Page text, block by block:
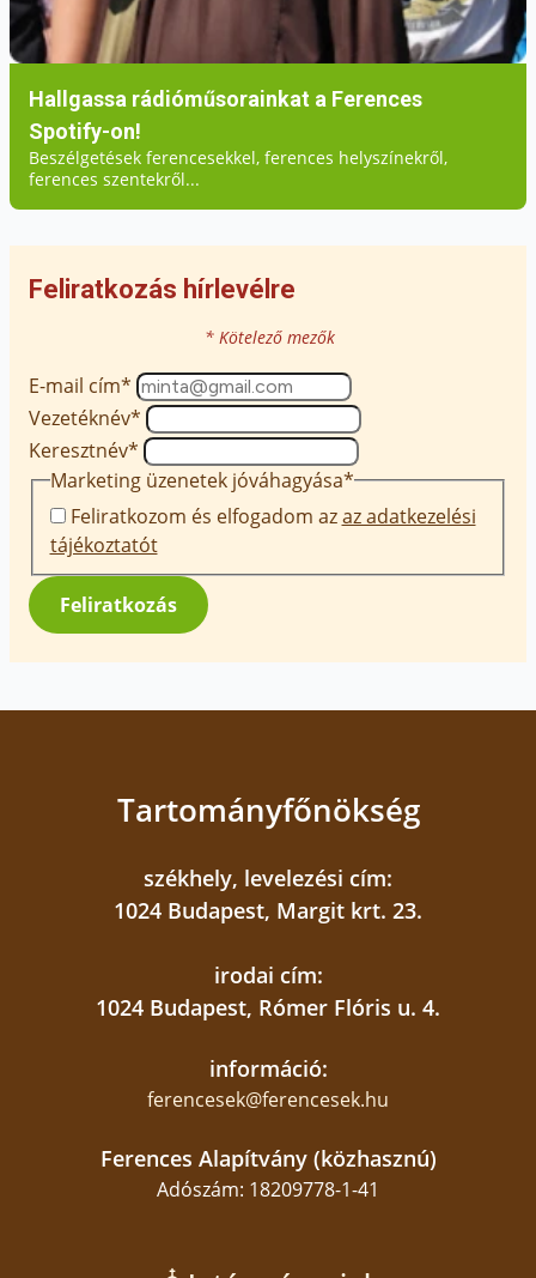
Hallgassa rádióműsorainkat a Ferences
Spotify-on!
Beszélgetések ferencesekkel, ferences helyszínekről,
ferences szentekről...
Feliratkozás hírlevélre
* Kötelező mezők
E-mail cím*
Vezetéknév*
Keresztnév*
Marketing üzenetek jóváhagyása*
Feliratkozom és elfogadom azaz adatkezelési
tájékoztatót
Feliratkozás
Tartományfőnökség
székhely, levelezési cím:
1024 Budapest, Margit krt. 23.
irodai cím:
1024 Budapest, Rómer Flóris u. 4.
információ:
ferencesek@ferencesek.hu
Ferences Alapítvány (közhasznú)
Adószám: 18209778-1-41